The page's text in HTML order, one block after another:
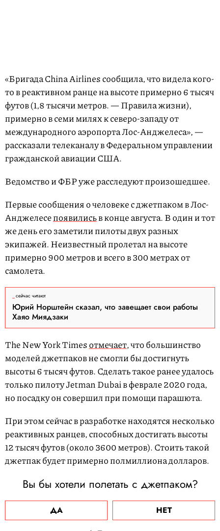
«Бригада China Airlines сообщила, что видела кого-
то в реактивном ранце на высоте примерно 6 тысяч
футов (1,8 тысячи метров. — Правила жизни),
примерно в семи милях к северо-западу от
международного аэропорта Лос-Анджелеса», —
рассказали телеканалу в Федеральном управлении
гражданской авиации США.
Ведомство и ФБР уже расследуют произошедшее.
Первые сообщения о человеке с джетпаком в Лос-
Анджелесепоявилисьв конце августа. В один и тот
же день его заметили пилоты двух разных
экипажей. Неизвестный пролетал на высоте
примерно 900 метров и всего в 300 метрах от
самолета.
сейчас читают
Юрий Норштейн сказал, что завещает свои работы
Хаяо Миядзаки
The New York Timesотмечает, что большинство
моделей джетпаков не смогли бы достигнуть
высоты 6 тысяч футов. Сделать такое ранее удалось
только пилоту Jetman Dubai в феврале 2020 года,
но посадку он совершил при помощи парашюта.
При этом сейчас в разработке находятся несколько
реактивных ранцев, способных достигать высоты
12 тысяч футов (около 3600 метров). Стоить такой
джетпак будет примерно полмиллиона долларов.
Вы бы хотели полетать с джетпаком?
ДА НЕТ